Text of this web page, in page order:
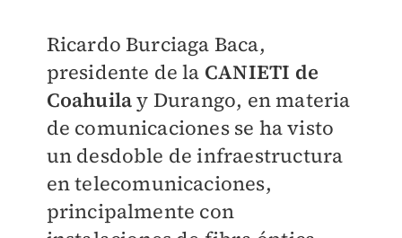
Ricardo Burciaga Baca,
presidente de la CANIETI de
Coahuilay Durango, en materia
de comunicaciones se ha visto
un desdoble de infraestructura
en telecomunicaciones,
principalmente con